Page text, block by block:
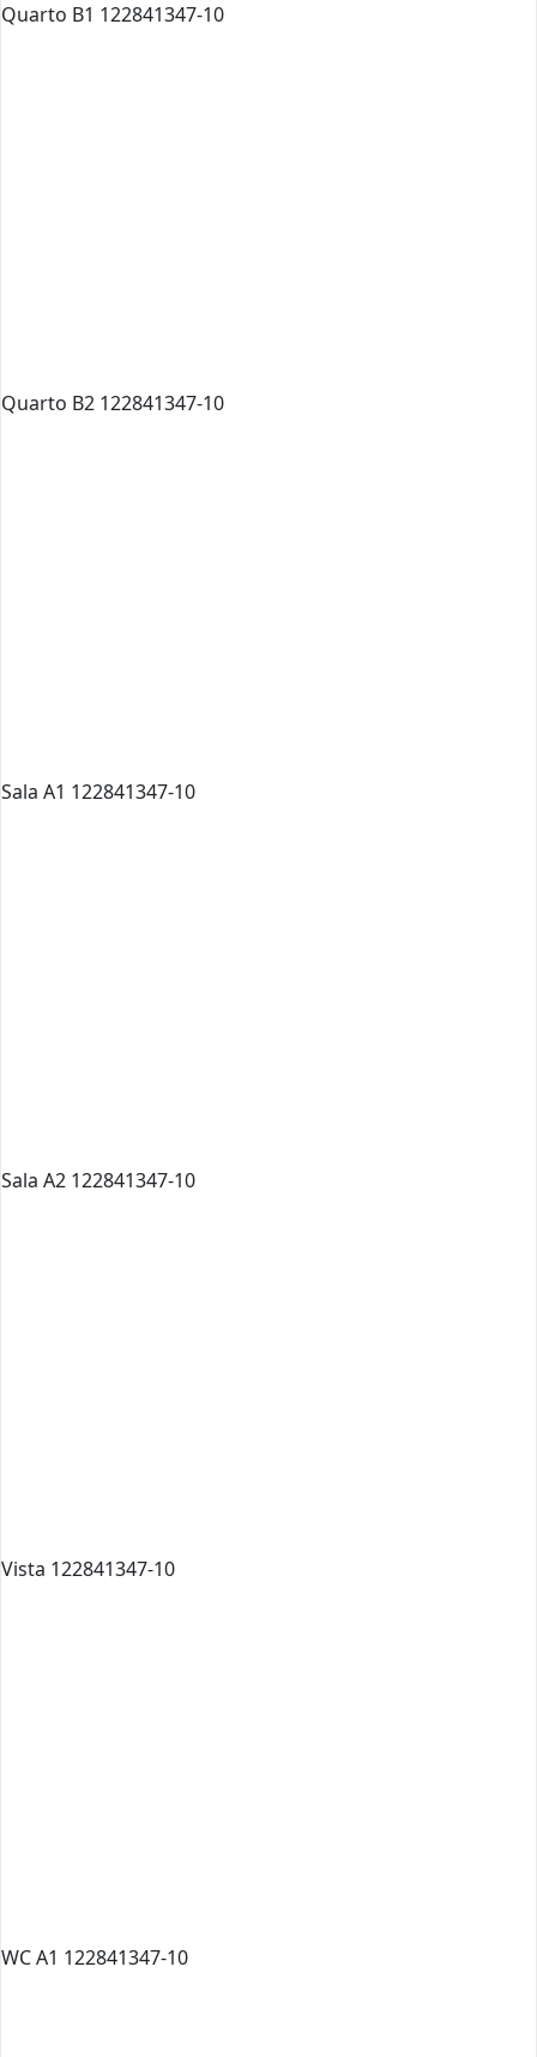
Quarto B1 122841347-10
Quarto B2 122841347-10
Sala A1 122841347-10
Sala A2 122841347-10
Vista 122841347-10
WC A1 122841347-10